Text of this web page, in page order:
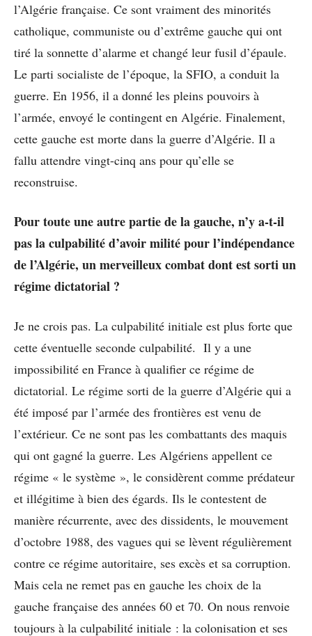
l’Algérie française. Ce sont vraiment des minorités
catholique, communiste ou d’extrême gauche qui ont
tiré la sonnette d’alarme et changé leur fusil d’épaule.
Le parti socialiste de l’époque, la SFIO, a conduit la
guerre. En 1956, il a donné les pleins pouvoirs à
l’armée, envoyé le contingent en Algérie. Finalement,
cette gauche est morte dans la guerre d’Algérie. Il a
fallu attendre vingt-cinq ans pour qu’elle se
reconstruise.
Pour toute une autre partie de la gauche, n’y a-t-il
pas la culpabilité d’avoir milité pour l’indépendance
de l’Algérie, un merveilleux combat dont est sorti un
régime dictatorial ?
Je ne crois pas. La culpabilité initiale est plus forte que
cette éventuelle seconde culpabilité. Il y a une
impossibilité en France à qualifier ce régime de
dictatorial. Le régime sorti de la guerre d’Algérie qui a
été imposé par l’armée des frontières est venu de
l’extérieur. Ce ne sont pas les combattants des maquis
qui ont gagné la guerre. Les Algériens appellent ce
régime « le système », le considèrent comme prédateur
et illégitime à bien des égards. Ils le contestent de
manière récurrente, avec des dissidents, le mouvement
d’octobre 1988, des vagues qui se lèvent régulièrement
contre ce régime autoritaire, ses excès et sa corruption.
Mais cela ne remet pas en gauche les choix de la
gauche française des années 60 et 70. On nous renvoie
toujours à la culpabilité initiale : la colonisation et ses